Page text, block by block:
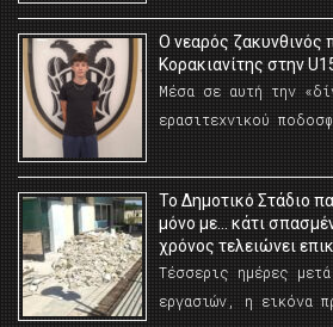
O νεαρός ζακυνθινός
Κορακιανίτης στην
Μέσα σε αυτή την
ερασιτεχνικού
Το Δημοτικό Στάδιο
μόνο με… κάτι
χρόνος τελειώνει
Τέσσερις ημέρες
εργασιών, η εικόνα